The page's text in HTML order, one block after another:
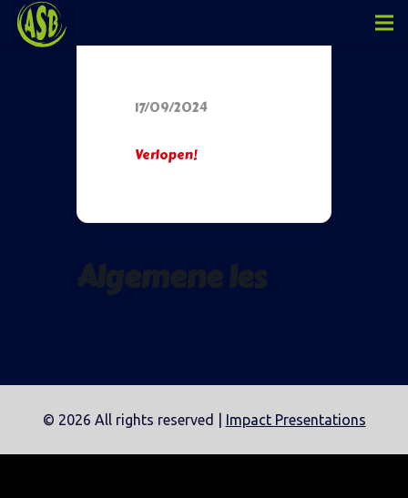
17/09/2024
Verlopen!
© 2026 All rights reserved | Impact Presentations